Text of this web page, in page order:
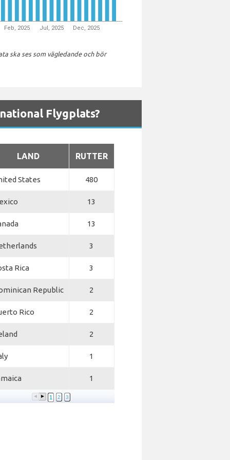
Feb, 2025 Jul, 2025 Dec, 2025
ska ses som vägledande och bör
Flygplats?
LAND RUTTER
States 480
13
13
3
Rica 3
Republic 2
Rico 2
2
1
1
1 2 3